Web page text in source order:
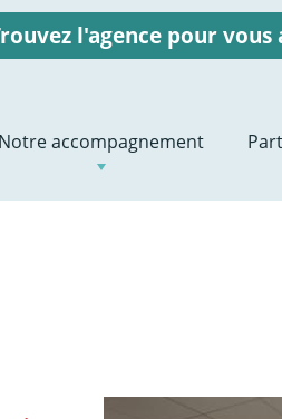
l'agence pour vous
Notre accompagnement